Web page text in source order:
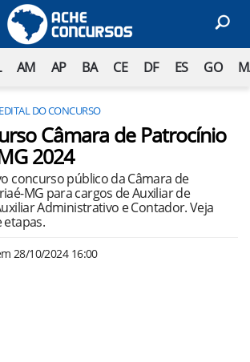
AM AP BA CE DF ES GO
EDITAL DO CONCURSO
Câmara de Patrocínio
2024
concurso público da Câmara de
MG para cargos de Auxiliar de
Administrativo e Contador. Veja
28/10/2024 16:00